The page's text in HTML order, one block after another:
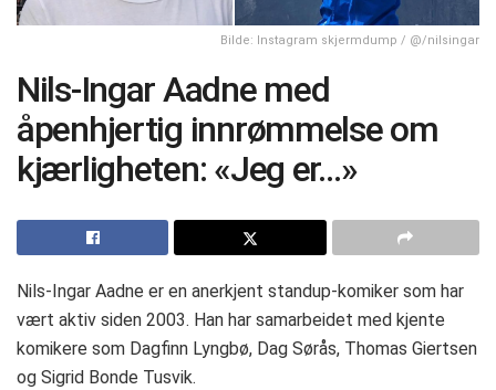
Bilde: Instagram skjermdump / @/nilsingar
Nils-Ingar Aadne med
åpenhjertig innrømmelse om
kjærligheten: «Jeg er…»
Nils-Ingar Aadne er en anerkjent standup-komiker som har
vært aktiv siden 2003. Han har samarbeidet med kjente
komikere som Dagfinn Lyngbø, Dag Sørås, Thomas Giertsen
og Sigrid Bonde Tusvik.